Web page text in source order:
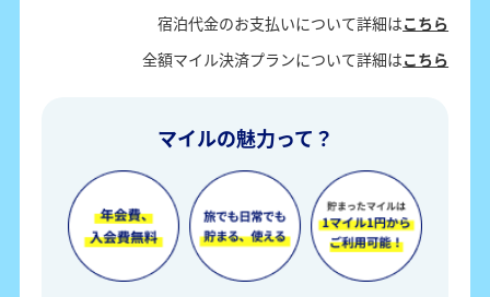
宿泊代金のお支払いについて詳細はこちら
全額マイル決済プランについて詳細はこちら
マイルの魅力って？